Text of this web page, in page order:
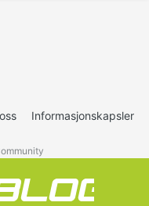
Informasjonskapsler